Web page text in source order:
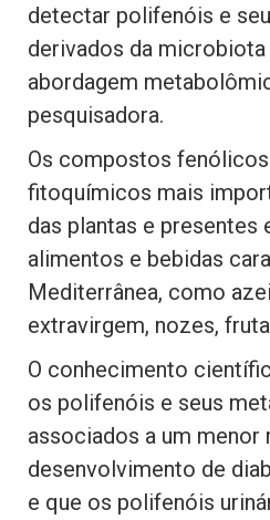
detectar polifenóis e
derivados da
abordagem
pesquisadora.
Os compostos
fitoquímicos mais
das plantas e presentes
alimentos e bebidas
Mediterrânea, como
extravirgem, nozes,
O conhecimento
os polifenóis e seus
associados a um menor
desenvolvimento de
e que os polifenóis